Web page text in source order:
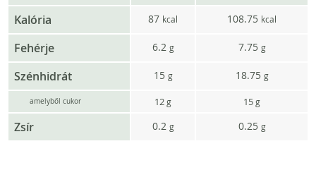
Kalória 87 kcal 108.75 kcal
Fehérje 6.2 g 7.75 g
Szénhidrát 15 g 18.75 g
amelyből cukor 12g 15g
Zsír 0.2 g 0.25 g